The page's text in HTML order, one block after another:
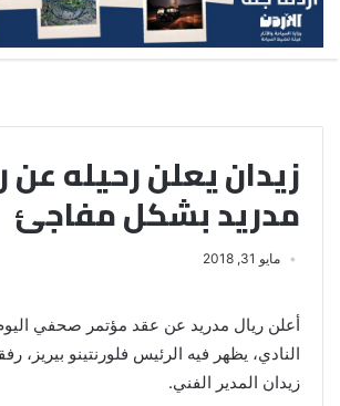
زيدان يعلن رحيله عن
مدريد بشكل مفاجئ
مايو 31, 2018
أعلن ريال مدريد عن عقد مؤتمر صحفي
النادي، يظهر فيه الرئيس فلورنتينو بيريز،
زيدان المدير الفني.